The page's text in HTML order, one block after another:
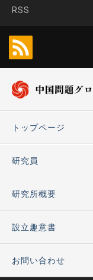
RSS
トップページ
研究員
研究所概要
設立趣意書
お問い合わせ